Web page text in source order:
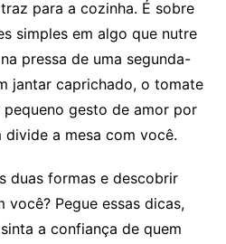
para a cozinha. É sobre
simples em algo que nutre
pressa de uma segunda-
jantar caprichado, o tomate
pequeno gesto de amor por
divide a mesa com você.
duas formas e descobrir
você? Pegue essas dicas,
a confiança de quem